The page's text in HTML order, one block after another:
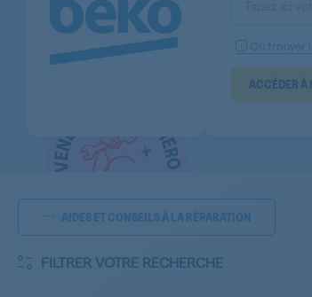
Où trouver
ACCÉDER À
AIDES ET CONSEILS À LA RÉPARATION
FILTRER VOTRE RECHERCHE